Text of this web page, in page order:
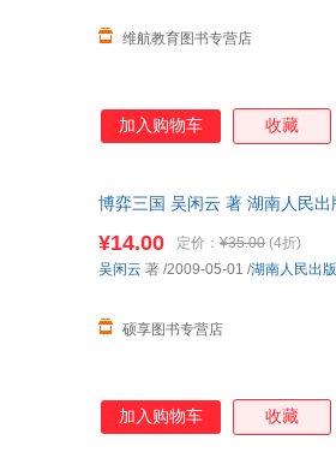
维航教育图书专营店
加入购物车 收藏
博弈三国 吴闲云 著 湖南人民
¥14.00 定价： ¥35.00 (4折)
硕享图书专营店
吴闲云 著 /2009-05-01 /湖南人民出
加入购物车 收藏